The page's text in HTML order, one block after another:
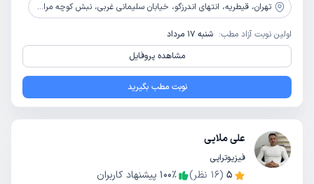
تهران، قیطریه، انتهای اندرزگو، خیابان سلیمانی غربی، نبش کوچه مرادی، ساختمان پزشکان حکیم
اولین نوبت آزاد مطب: شنبه 17 مرداد
مشاهده پروفایل
نوبت مطب بگیرید
علی ملایی
فیزیوتراپی
5
(
16 نظر) 100٪
پیشنهاد کاربران